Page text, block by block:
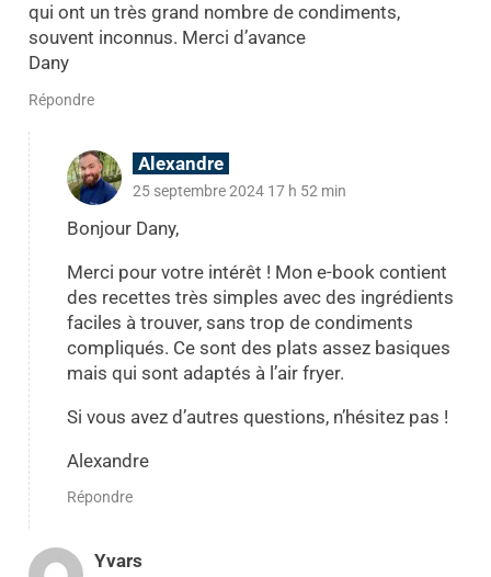
qui ont un très grand nombre de condiments,
souvent inconnus. Merci d’avance
Dany
Répondre
Alexandre
25 septembre 2024 17 h 52 min
Bonjour Dany,
Merci pour votre intérêt ! Mon e-book contient
des recettes très simples avec des ingrédients
faciles à trouver, sans trop de condiments
compliqués. Ce sont des plats assez basiques
mais qui sont adaptés à l’air fryer.
Si vous avez d’autres questions, n’hésitez pas !
Alexandre
Répondre
Yvars